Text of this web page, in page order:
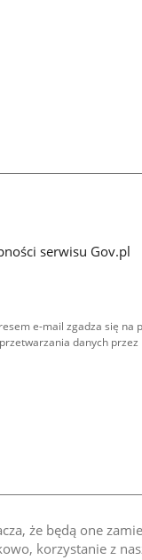
że będą one
korzystanie z
serwisu Gov.pl
e-mail zgadza się na
danych